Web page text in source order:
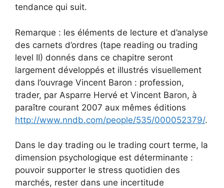
tendance qui suit.
Remarque : les éléments de lecture et d’analyse
des carnets d’ordres (tape reading ou trading
level II) donnés dans ce chapitre seront
largement développés et illustrés visuellement
dans l’ouvrage Vincent Baron : profession,
trader, par Asparre Hervé et Vincent Baron, à
paraître courant 2007 aux mêmes éditions
http://www.nndb.com/people/535/000052379/.
Dans le day trading ou le trading court terme, la
dimension psychologique est déterminante :
pouvoir supporter le stress quotidien des
marchés, rester dans une incertitude